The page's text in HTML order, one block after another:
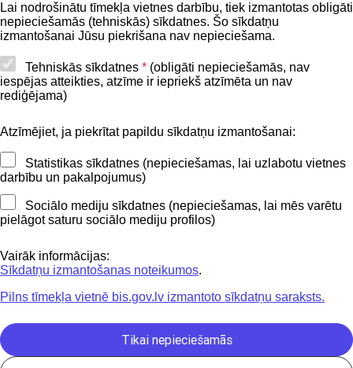
Lai nodrošinātu tīmekļa vietnes darbību, tiek izmantotas obligāti
nepieciešamās (tehniskās) sīkdatnes. Šo sīkdatņu
izmantošanai Jūsu piekrišana nav nepieciešama.
Tehniskās sīkdatnes * (obligāti nepieciešamās, nav
iespējas atteikties, atzīme ir iepriekš atzīmēta un nav
rediģējama)
Atzīmējiet, ja piekrītat papildu sīkdatņu izmantošanai:
Statistikas sīkdatnes (nepieciešamas, lai uzlabotu vietnes
darbību un pakalpojumus)
Sociālo mediju sīkdatnes (nepieciešamas, lai mēs varētu
pielāgot saturu sociālo mediju profilos)
Vairāk informācijas:
Sīkdatņu izmantošanas noteikumos.
Pilns tīmekļa vietnē bis.gov.lv izmantoto sīkdatņu saraksts.
Tikai nepieciešamās
Lapas karte
Piekļūstamības paziņojums
Kontakti
BIS atbalsta dienesta tālrunis:
Sekojiet mums
Lejupielādejiet